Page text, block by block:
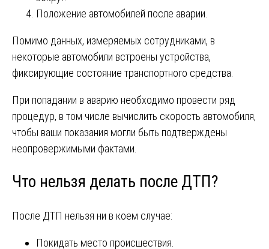
Положение автомобилей после аварии.
Помимо данных, измеряемых сотрудниками, в
некоторые автомобили встроены устройства,
фиксирующие состояние транспортного средства.
При попадании в аварию необходимо провести ряд
процедур, в том числе вычислить скорость автомобиля,
чтобы ваши показания могли быть подтверждены
неопровержимыми фактами.
Что нельзя делать после ДТП?
После ДТП нельзя ни в коем случае:
Покидать место происшествия.